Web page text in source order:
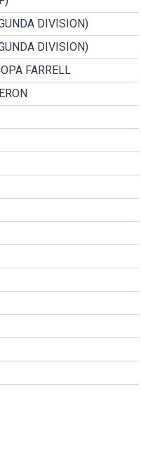
DIVISION)
DIVISION)
FARRELL